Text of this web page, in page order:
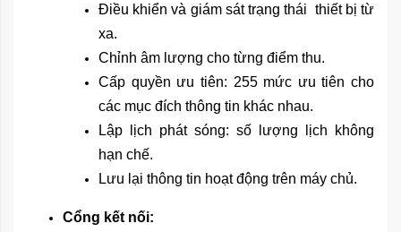
Điều khiển và giám sát trạng thái thiết bị từ
xa.
Chỉnh âm lượng cho từng điểm thu.
Cấp quyền ưu tiên: 255 mức ưu tiên cho
các mục đích thông tin khác nhau.
Lập lịch phát sóng: số lượng lịch không
hạn chế.
Lưu lại thông tin hoạt động trên máy chủ.
Cổng kết nối: